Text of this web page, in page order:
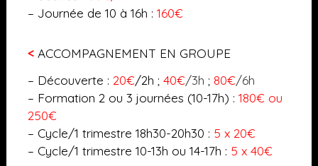
– Journée de 10 à 16h : 160€
< ACCOMPAGNEMENT EN GROUPE
– Découverte : 20€/2h ; 40€/3h ; 80€/6h
– Formation 2 ou 3 journées (10-17h) : 180€ ou
250€
– Cycle/1 trimestre 18h30-20h30 : 5 x 20€
– Cycle/1 trimestre 10-13h ou 14-17h : 5 x 40€